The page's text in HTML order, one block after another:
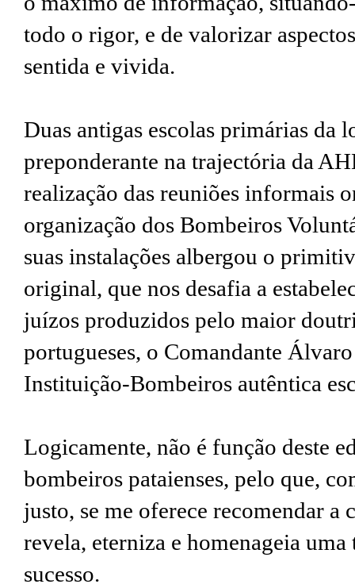
todo o rigor, e de valorizar
sentida e vivida.
Duas antigas escolas primárias da
preponderante na trajectória da
realização das reuniões informais
organização dos Bombeiros
suas instalações albergou o
original, que nos desafia a
juízos produzidos pelo maior
portugueses, o Comandante
Instituição-Bombeiros autêntica
Logicamente, não é função deste
bombeiros pataienses, pelo que,
justo, se me oferece recomendar
revela, eterniza e homenageia
sucesso.